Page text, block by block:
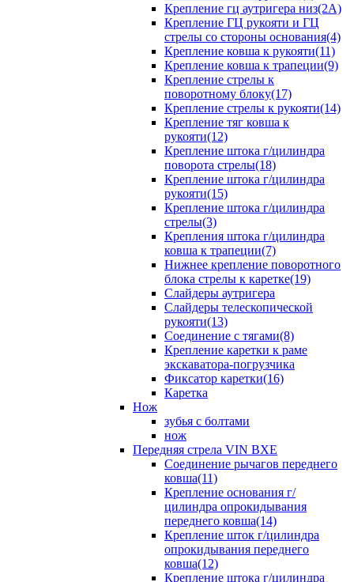
Крепление гц аутригера низ(2А)
Крепление ГЦ рукояти и ГЦ
стрелы со стороны основания(4)
Крепление ковша к рукояти(11)
Крепление ковша к трапеции(9)
Крепление стрелы к
поворотному блоку(17)
Крепление стрелы к рукояти(14)
Крепление тяг ковша к
рукояти(12)
Крепление штока г/цилиндра
поворота стрелы(18)
Крепление штока г/цилиндра
рукояти(15)
Крепление штока г/цилиндра
стрелы(3)
Крепления штока г/цилиндра
ковша к трапеции(7)
Нижнее крепление поворотного
блока стрелы к каретке(19)
Слайдеры аутригера
Слайдеры телескопической
рукояти(13)
Соединение с тягами(8)
Крепление каретки к раме
экскаватора-погрузчика
Фиксатор каретки(16)
Каретка
Нож
зубья с болтами
нож
Передняя стрела VIN BXE
Cоединение рычагов переднего
ковша(11)
Крепление основания г/
цилиндра опрокидывания
переднего ковша(14)
Крепление шток г/цилиндра
опрокидывания переднего
ковша(12)
Крепление штока г/цилиндра